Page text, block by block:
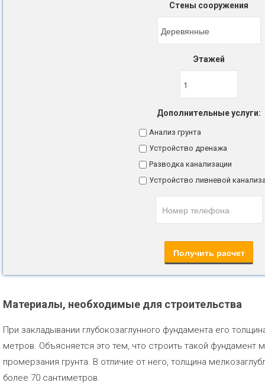
Стены сооружения
Этажей
Дополнительные услуги:
Анализ грунта
Устройство дренажа
Разводка канализации
Устройство ливневой
Материалы, необходимые для строительства
При закладывании глубокозаглунного фундамента его
метров. Объясняется это тем, что строить такой фундамент
промерзания грунта. В отличие от него, толщина
более 70 сантиметров.